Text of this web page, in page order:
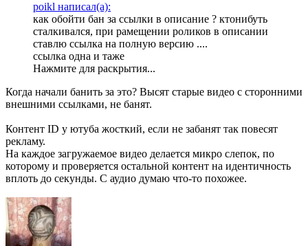
poikl написал(а):
как обойти бан за ссылки в описание ? ктонибуть
сталкивался, при рамещении роликов в описании
ставлю ссылка на полную версию ....
ссылка одна и таже
Нажмите для раскрытия...
Когда начали банить за это? Высят старые видео с сторонними
внешними ссылками, не банят.
Контент ID у ютуба жосткий, если не забанят так повесят
рекламу.
На каждое загружаемое видео делается микро слепок, по
которому и проверяется остальной контент на идентичность
вплоть до секунды. С аудио думаю что-то похожее.